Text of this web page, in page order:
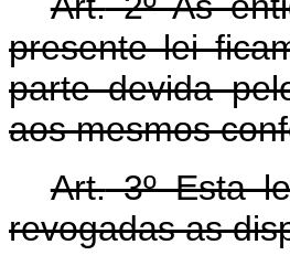
presente lei
parte devida
aos mesmos
Art.3º Esta
revogadas as